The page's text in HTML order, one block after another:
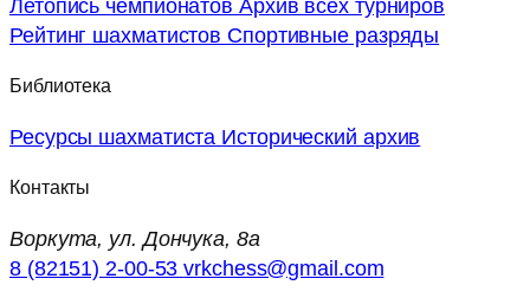
Рейтинг шахматистов Спортивные разряды
Библиотека
Ресурсы шахматиста Исторический архив
Контакты
Воркута, ул. Дончука, 8а
8 (82151) 2-00-53vrkchess@gmail.com